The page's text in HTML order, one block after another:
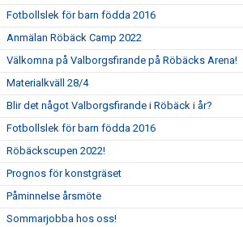
Fotbollslek för barn födda 2016
Anmälan Röbäck Camp 2022
Välkomna på Valborgsfirande på Röbäcks Arena!
Materialkväll 28/4
Blir det något Valborgsfirande i Röbäck i år?
Fotbollslek för barn födda 2016
Röbäckscupen 2022!
Prognos för konstgräset
Påminnelse årsmöte
Sommarjobba hos oss!